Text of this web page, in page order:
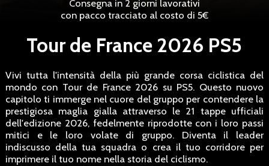
Consegna in 2 giorni lavorativi
con pacco tracciato al costo di 5€
Tour de France 2026 PS5
Vivi tutta l'intensità della più grande corsa ciclistica del
mondo con Tour de France 2026 su PS5. Questo nuovo
capitolo ti immerge nel cuore del gruppo per contendere la
prestigiosa maglia gialla attraverso le 21 tappe ufficiali
dell'edizione 2026, fedelmente riprodotte con i loro passi
mitici e le loro volate di gruppo. Diventa il leader
indiscusso della tua squadra o crea il tuo corridore per
imprimere il tuo nome nella storia del ciclismo.